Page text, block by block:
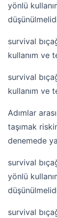
yönlü
survival
kullanım ve
survival
kullanım ve
Adımlar
taşımak
denemede
survival
yönlü
survival